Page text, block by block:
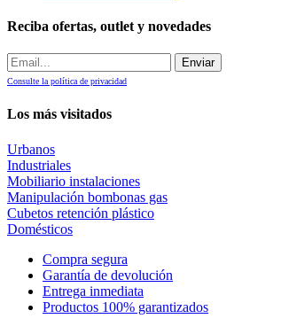
Reciba ofertas, outlet y novedades
Consulte la política de privacidad
Los más visitados
Urbanos
Industriales
Mobiliario instalaciones
Manipulación bombonas gas
Cubetos retención plástico
Domésticos
Compra segura
Garantía de devolución
Entrega inmediata
Productos 100% garantizados